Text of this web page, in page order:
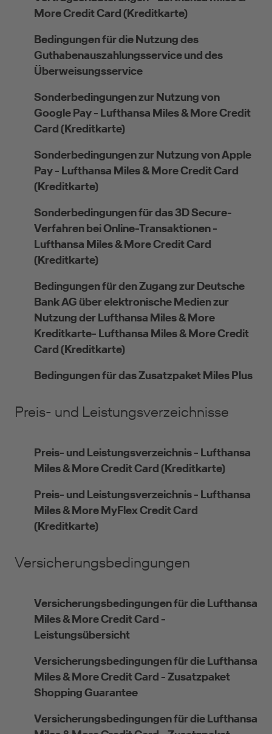
More Credit Card (Kreditkarte)
Bedingungen für die Nutzung des
Guthabenauszahlungsservice und des
Überweisungsservice
Sonderbedingungen zur Nutzung von
Google Pay - Lufthansa Miles & More Credit
Card (Kreditkarte)
Sonderbedingungen zur Nutzung von Apple
Pay - Lufthansa Miles & More Credit Card
(Kreditkarte)
Sonderbedingungen für das 3D Secure-
Verfahren bei Online-Transaktionen -
Lufthansa Miles & More Credit Card
(Kreditkarte)
Bedingungen für den Zugang zur Deutsche
Bank AG über elektronische Medien zur
Nutzung der Lufthansa Miles & More
Kreditkarte- Lufthansa Miles & More Credit
Card (Kreditkarte)
Bedingungen für das Zusatzpaket Miles Plus
Preis- und Leistungsverzeichnisse
Preis- und Leistungsverzeichnis - Lufthansa
Miles & More Credit Card (Kreditkarte)
Preis- und Leistungsverzeichnis - Lufthansa
Miles & More MyFlex Credit Card
(Kreditkarte)
Versicherungsbedingungen
Versicherungsbedingungen für die Lufthansa
Miles & More Credit Card -
Leistungsübersicht
Versicherungsbedingungen für die Lufthansa
Miles & More Credit Card - Zusatzpaket
Shopping Guarantee
Versicherungsbedingungen für die Lufthansa
Kreditkarte beantragen
Suchen Sie eine Kreditkarte für die private oder
geschäftliche Nutzung? Oder möchten Sie
Über die Auswahl gelangen Sie direkt in den
gewünschten Antrag.
Private Nutzung
Geschäftliche Nutzung
(z.B. Gewerbetreibender, Handwerker,
Freiberufler)
Unternehmen
(z.B. e.K., Personengesellschaft (inkl. GbR),